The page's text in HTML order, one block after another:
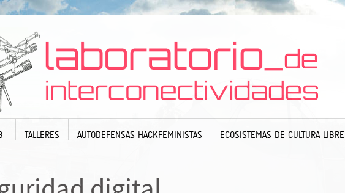
TALLERES AUTODEFENSAS HACKFEMINISTAS ECOSISTEMAS DE CULTURA LIBRE